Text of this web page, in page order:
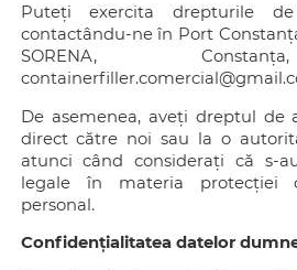
Puteți exercita drepturile
contactându-ne în Port
SORENA,
De asemenea, aveți dreptul de
direct către noi sau la o
atunci când considerați că s-
legale în materia protecției
personal.
Confidențialitatea datelor